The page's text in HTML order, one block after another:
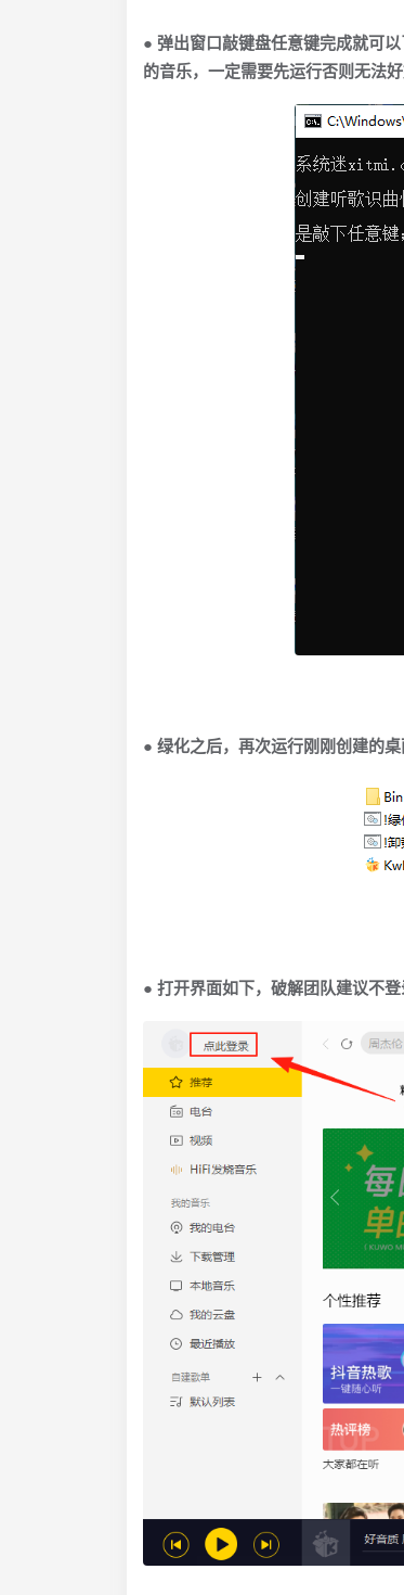
● 弹出窗口敲键盘任意键完成就可
的音乐，一定需要先运行否则无法
● 绿化之后，再次运行刚刚创建的
● 打开界面如下，破解团队建议不